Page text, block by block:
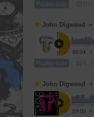
Радио-шоу
John Digweed ➝
60:04
Радио-шоу
John Digweed ➝
59:00